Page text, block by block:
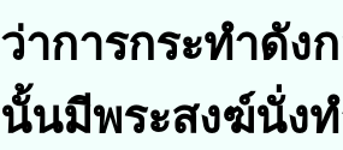
ว่าการกระทำดัง
นั้นมีพระสงฆ์นั่ง